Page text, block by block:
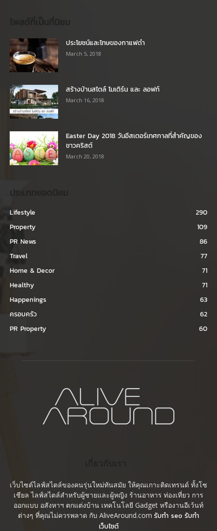
ประโยชน์และโทษของกาแฟดำ
March 5, 2018
สร้างบ้านสไตล์ โมเดิร์น และ ลอฟท์
March 16, 2018
Easter Day 2018 วันอีสเตอร์เทศกาลที่สำคัญของ
ชาวคริสต์
March 20, 2018
Lifestyle
290
Property
109
PR News
86
Travel
77
Home & Decor
71
Healthy
71
Happenings
63
ครอบครัว
62
PR Property
60
เว็บไซต์ไลฟ์สไตล์ของคนรุ่นใหม่ทันสมัย ให้คุณเกาะติดเทรนด์ ทั้งโซ
เชียล ไลฟ์สไตล์สำหรับผู้ชายและผู้หญิง ร้านอาหาร ท่องเที่ยว การ
ออกแบบ อสังหาฯ ตกแต่งบ้าน เทคโนโลยี Gadget หรืองานอีเว้นท์
ต่างๆ ที่คุณไม่ควรพลาด กับ AliveAround.com รับทำ seo รับทำ
เว็บไซต์